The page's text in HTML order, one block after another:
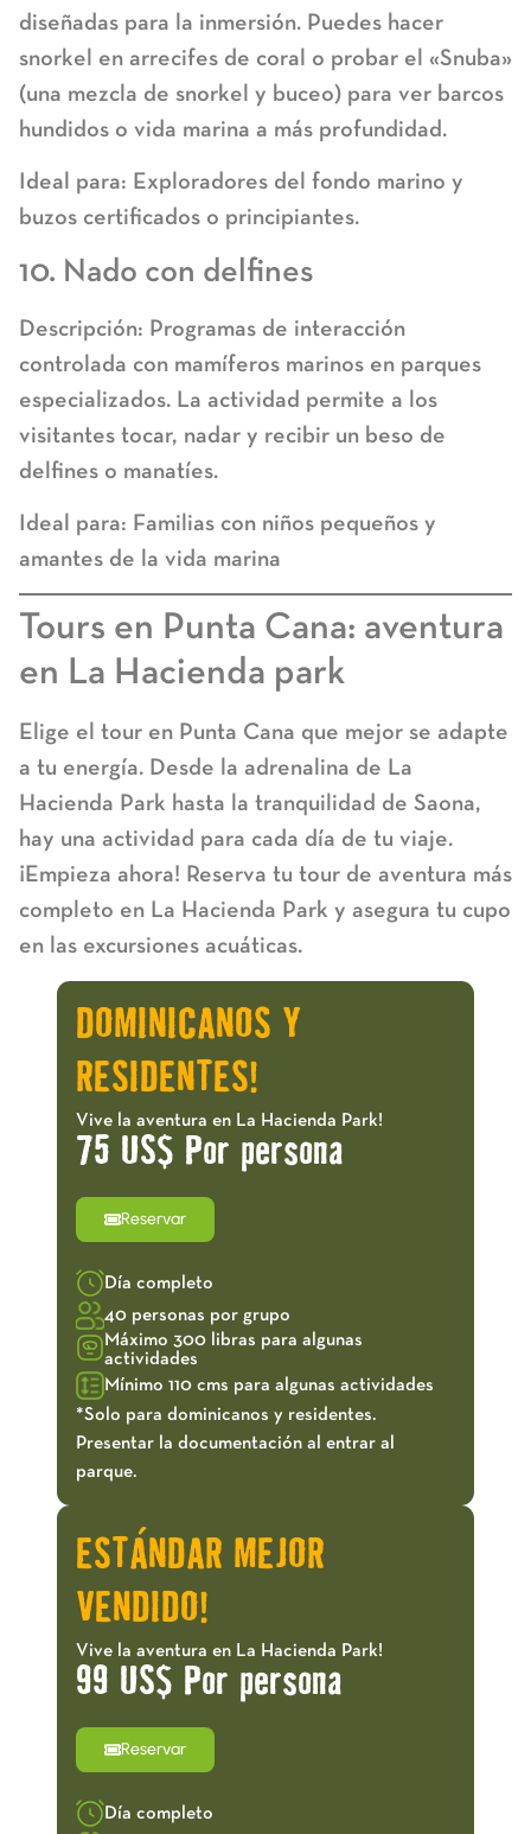
diseñadas para la inmersión. Puedes hacer
snorkel en arrecifes de coral o probar el «Snuba»
(una mezcla de snorkel y buceo) para ver barcos
hundidos o vida marina a más profundidad.
Ideal para: Exploradores del fondo marino y
buzos certificados o principiantes.
10. Nado con delfines
Descripción: Programas de interacción
controlada con mamíferos marinos en parques
especializados. La actividad permite a los
visitantes tocar, nadar y recibir un beso de
delfines o manatíes.
Ideal para: Familias con niños pequeños y
amantes de la vida marina
Tours en Punta Cana: aventura
en La Hacienda park
Elige el tour en Punta Cana que mejor se adapte
a tu energía. Desde la adrenalina de La
Hacienda Park hasta la tranquilidad de Saona,
hay una actividad para cada día de tu viaje.
¡Empieza ahora! Reserva tu tour de aventura más
completo en La Hacienda Park y asegura tu cupo
en las excursiones acuáticas.
DOMINICANOS Y
RESIDENTES!
Vive la aventura en La Hacienda Park!
75 US$ Por persona
Reservar
Día completo
40 personas por grupo
Máximo 300 libras para algunas
actividades
Mínimo 110 cms para algunas actividades
*Solo para dominicanos y residentes.
Presentar la documentación al entrar al
parque.
ESTÁNDAR MEJOR
VENDIDO!
Vive la aventura en La Hacienda Park!
99 US$ Por persona
Reservar
Día completo